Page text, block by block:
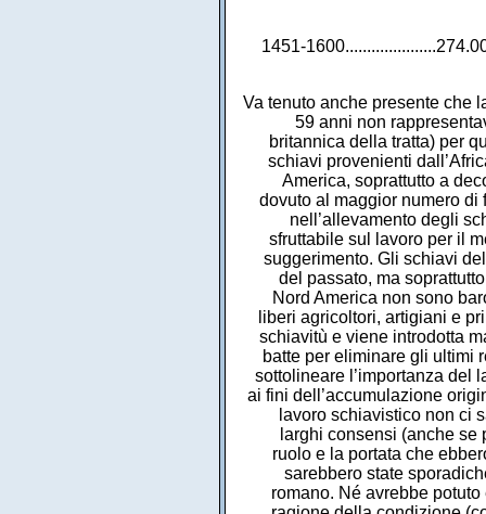
1451-
Va tenuto anche presente che
59 anni non
britannica della tratta) per
schiavi provenienti
America, soprattutto a
dovuto al maggior numero
nell’allevamento degli
sfruttabile sul lavoro per il
suggerimento. Gli schiavi
del passato, ma
Nord America non sono
liberi agricoltori, artigiani e
schiavitù e viene introdotta
batte per eliminare gli ultimi
sottolineare l’importanza del
ai fini dell’accumulazione
lavoro schiavistico non ci
larghi consensi (anche
ruolo e la portata che
sarebbero state
romano. Né avrebbe